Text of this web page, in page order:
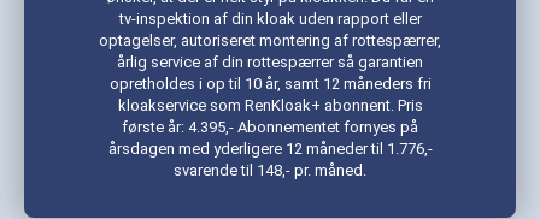
tv-inspektion af din kloak uden rapport eller
optagelser, autoriseret montering af rottespærrer,
årlig service af din rottespærrer så garantien
opretholdes i op til 10 år, samt 12 måneders fri
kloakservice som RenKloak+ abonnent. Pris
første år: 4.395,- Abonnementet fornyes på
årsdagen med yderligere 12 måneder til 1.776,-
svarende til 148,- pr. måned.